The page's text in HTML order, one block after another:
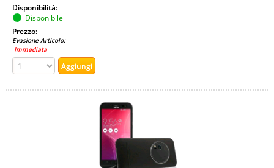
Disponibilità:
Disponibile
Prezzo:
Evasione Articolo:
Immediata